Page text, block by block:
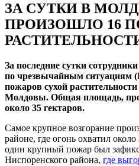
ЗА СУТКИ В
ПРОИЗОШЛО 16
За последние сутки
по чрезвычайным ситуациям
пожаров сухой
Молдовы. Общая площадь,
около 35 гектаров.
Самое крупное возгорание
районе, где огонь охватил
один крупный пожар был
Ниспоренского района, где